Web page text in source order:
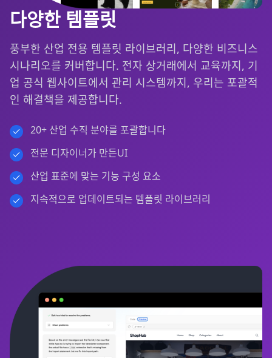
다양한 템플릿
풍부한 산업 전용 템플릿 라이브러리, 다양한 비즈니스
시나리오를 커버합니다. 전자 상거래에서 교육까지, 기
업 공식 웹사이트에서 관리 시스템까지, 우리는 포괄적
인 해결책을 제공합니다.
20+ 산업 수직 분야를 포괄합니다
전문 디자이너가 만든UI
산업 표준에 맞는 기능 구성 요소
지속적으로 업데이트되는 템플릿 라이브러리